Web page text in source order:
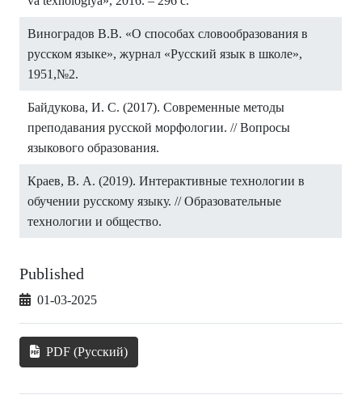
Виноградов В.В. «О способах словообразования в
русском языке», журнал «Русский язык в школе»,
1951,№2.
Байдукова, И. С. (2017). Современные методы
преподавания русской морфологии. // Вопросы
языкового образования.
Краев, В. А. (2019). Интерактивные технологии в
обучении русскому языку. // Образовательные
технологии и общество.
Published
01-03-2025
PDF (Русский)